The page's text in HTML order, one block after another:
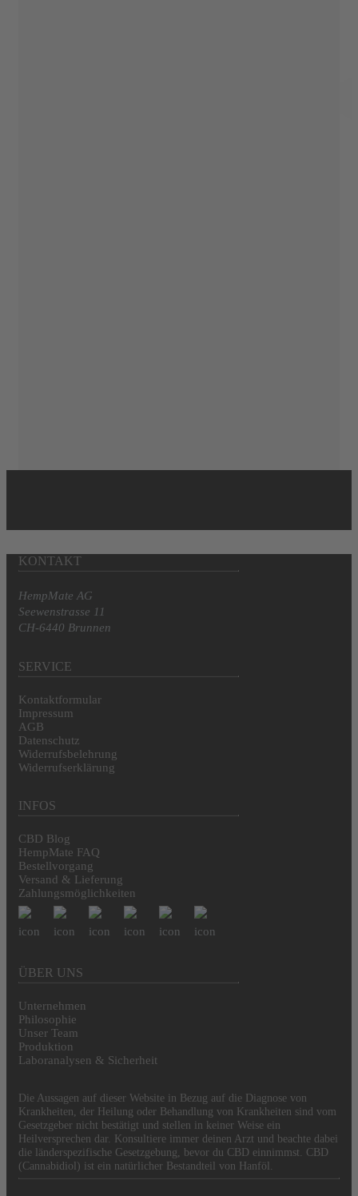
KONTAKT
HempMate AG
Seewenstrasse 11
CH-6440 Brunnen
SERVICE
Kontaktformular
Impressum
AGB
Datenschutz
Widerrufsbelehrung
Widerrufserklärung
INFOS
CBD Blog
HempMate FAQ
Bestellvorgang
Versand & Lieferung
Zahlungsmöglichkeiten
ÜBER UNS
Unternehmen
Philosophie
Unser Team
Produktion
Laboranalysen & Sicherheit
Die Aussagen auf dieser Website in Bezug auf die Diagnose von
Krankheiten, der Heilung oder Behandlung von Krankheiten sind vom
Gesetzgeber nicht bestätigt und stellen in keiner Weise ein
Heilversprechen dar. Konsultiere immer deinen Arzt und beachte dabei
die länderspezifische Gesetzgebung, bevor du CBD einnimmst. CBD
(Cannabidiol) ist ein natürlicher Bestandteil von Hanföl.